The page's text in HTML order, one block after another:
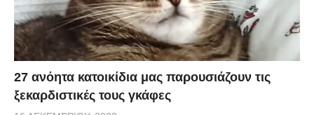
27 ανόητα κατοικίδια μας παρουσιάζουν τις
ξεκαρδιστικές τους γκάφες